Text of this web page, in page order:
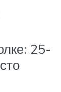
25-